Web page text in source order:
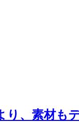
、素材も